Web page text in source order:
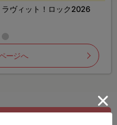
ラヴィット！ロック2026
ージへ